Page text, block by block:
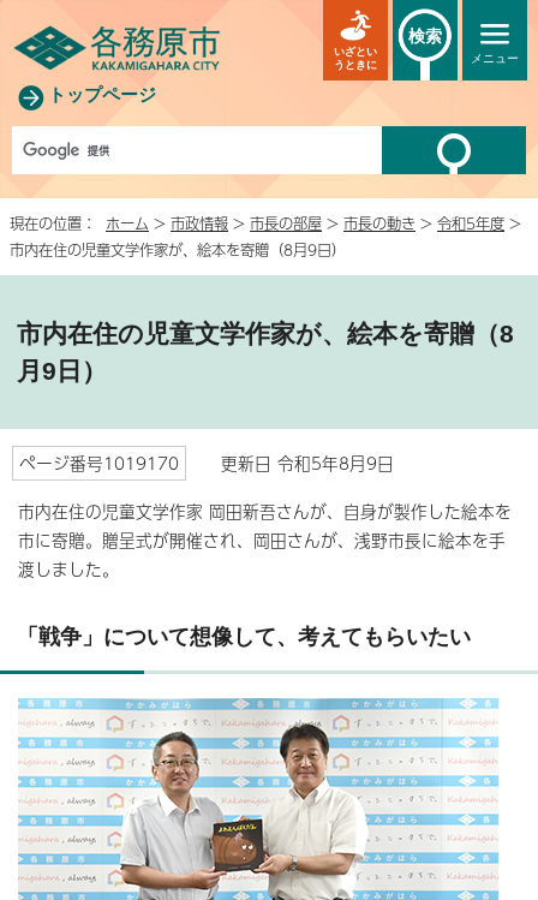
トップページ
メニュー
いざとい
うときに
検索
現在の位置： ホーム > 市政情報 > 市長の部屋 > 市長の動き > 令和5年度 >
市内在住の児童文学作家が、絵本を寄贈（8月9日）
市内在住の児童文学作家が、絵本を寄贈（8
月9日）
ページ番号1019170
更新日 令和5年8月9日
市内在住の児童文学作家 岡田新吾さんが、自身が製作した絵本を
市に寄贈。贈呈式が開催され、岡田さんが、浅野市長に絵本を手
渡しました。
「戦争」について想像して、考えてもらいたい